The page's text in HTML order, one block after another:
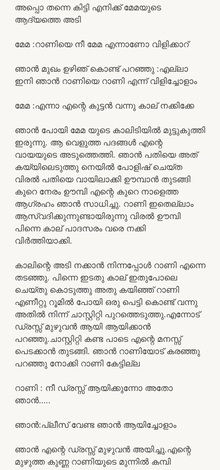
അപ്പൊ തന്നെ കിട്ടി എനിക്ക് മേമയുടെ
ആദ്യത്തെ അടി
മേമ :റാണിയെ നീ മേമ എന്നാണോ വിളിക്കാറ്
ഞാൻ മുഖം ഉഴിഞ് കൊണ്ട് പറഞ്ഞു :എല്ലാ
ഇനി ഞാൻ റാണിയെ റാണി എന്ന് വിളിച്ചോളാം
മേമ :എന്നാ എന്റെ കുട്ടൻ വന്നു കാല് നക്കിക്കേ
ഞാൻ പോയി മേമ യുടെ കാലിടിയിൽ മുട്ടുകുത്തി
ഇരുന്നു. ആ വെളുത്ത പദങ്ങൾ എന്റെ
വായയുടെ അടുത്തെത്തി. ഞാൻ പതിയെ അത്
കയ്യിലെടുത്തു നെയിൽ പോളിഷ് ചെയ്ത
വിരൽ പതിയെ വായിലാക്കി ഊമ്പാൻ തുടങ്ങി
കുറെ നേരം ഊമ്പി എന്റെ കുറെ നാളെത്ത
ആഗ്രഹം ഞാൻ സാധിച്ചു. റാണി ഇതെല്ലാം
ആസ്വദിക്കുന്നുണ്ടായിരുന്നു വിരൽ ഊമ്പി
പിന്നെ കാല് പാദസരം വരെ നക്കി
വിർത്തിയാക്കി.
കാലിന്റെ അടി നക്കാൻ നിന്നപ്പോൾ റാണി എന്നെ
തടഞ്ഞു. പിന്നെ ഇടതു കാല് ഇതുപോലെ
ചെയ്തു കൊടുത്തു അതു കയിഞ്ഞ് റാണി
എണീറ്റു റൂമിൽ പോയി ഒരു പെട്ടി കൊണ്ട് വന്നു
അതിൽ നിന്ന് ചാസ്റ്റിറ്റി പുറത്തെടുത്തു.എന്നോട്
ഡ്രസ്സ്‌ മുഴുവൻ ആയി ആയിക്കാൻ
പറഞ്ഞു.ചാസ്റ്റിറ്റി കണ്ട പാടെ എന്റെ മനസ്സ്
പെടക്കാൻ തുടങ്ങി. ഞാൻ റാണിയോട് കരഞ്ഞു
പറഞ്ഞു നോക്കി റാണി കേട്ടില്ല
റാണി : നീ ഡ്രസ്സ്‌ ആയിക്കുന്നോ അതോ
ഞാൻ…..
ഞാൻ:പ്ലീസ് വേണ്ട ഞാൻ ആയിച്ചോളാം
ഞാൻ എന്റെ ഡ്രസ്സ്‌ മുഴുവൻ അയിച്ചു.എന്റെ
മുഴുത്ത കുണ്ണ റാണിയുടെ മുന്നിൽ കമ്പി